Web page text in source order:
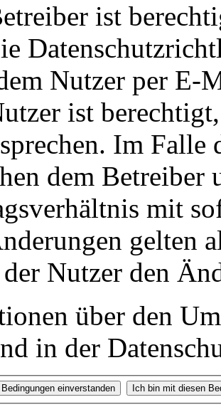
ist
Nutzer per E-
ist
Im Falle
dem Betreiber
mit
gelten
Nutzer den
über den
in der